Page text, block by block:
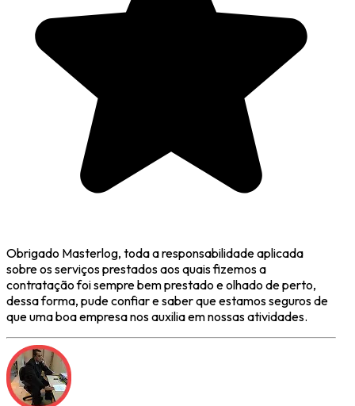
Obrigado Masterlog, toda a responsabilidade aplicada
sobre os serviços prestados aos quais fizemos a
contratação foi sempre bem prestado e olhado de perto,
dessa forma, pude confiar e saber que estamos seguros de
que uma boa empresa nos auxilia em nossas atividades.